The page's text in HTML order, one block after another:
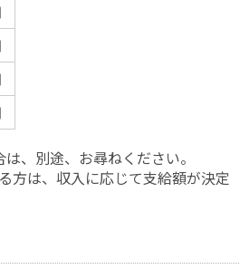
、別途、お尋ねください。
方は、収入に応じて支給額が決定